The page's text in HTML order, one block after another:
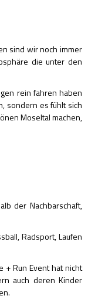
sind wir noch immer
die unter den
rein fahren haben
sondern es fühlt sich
Moseltal machen,
der Nachbarschaft,
Radsport, Laufen
+ Run Event hat nicht
auch deren Kinder